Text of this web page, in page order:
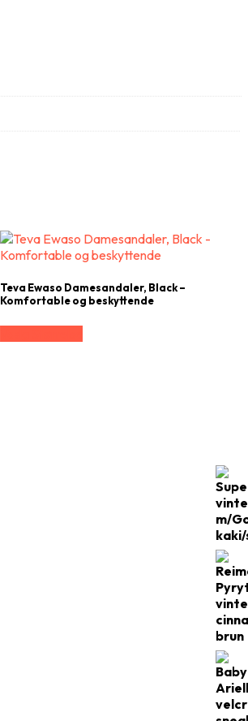
Teva Ewaso Damesandaler, Black –
Komfortable og beskyttende